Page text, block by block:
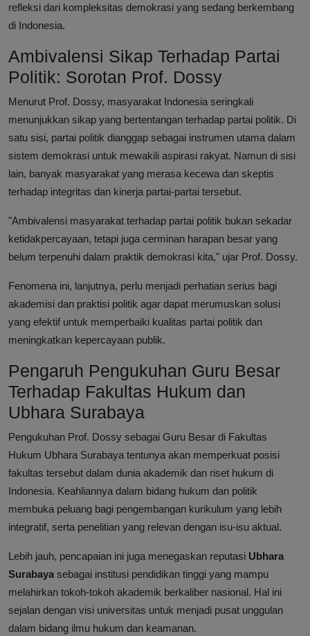
refleksi dari kompleksitas demokrasi yang sedang berkembang
di Indonesia.
Ambivalensi Sikap Terhadap Partai
Politik: Sorotan Prof. Dossy
Menurut Prof. Dossy, masyarakat Indonesia seringkali
menunjukkan sikap yang bertentangan terhadap partai politik. Di
satu sisi, partai politik dianggap sebagai instrumen utama dalam
sistem demokrasi untuk mewakili aspirasi rakyat. Namun di sisi
lain, banyak masyarakat yang merasa kecewa dan skeptis
terhadap integritas dan kinerja partai-partai tersebut.
"Ambivalensi masyarakat terhadap partai politik bukan sekadar
ketidakpercayaan, tetapi juga cerminan harapan besar yang
belum terpenuhi dalam praktik demokrasi kita," ujar Prof. Dossy.
Fenomena ini, lanjutnya, perlu menjadi perhatian serius bagi
akademisi dan praktisi politik agar dapat merumuskan solusi
yang efektif untuk memperbaiki kualitas partai politik dan
meningkatkan kepercayaan publik.
Pengaruh Pengukuhan Guru Besar
Terhadap Fakultas Hukum dan
Ubhara Surabaya
Pengukuhan Prof. Dossy sebagai Guru Besar di Fakultas
Hukum Ubhara Surabaya tentunya akan memperkuat posisi
fakultas tersebut dalam dunia akademik dan riset hukum di
Indonesia. Keahliannya dalam bidang hukum dan politik
membuka peluang bagi pengembangan kurikulum yang lebih
integratif, serta penelitian yang relevan dengan isu-isu aktual.
Lebih jauh, pencapaian ini juga menegaskan reputasi Ubhara
Surabaya sebagai institusi pendidikan tinggi yang mampu
melahirkan tokoh-tokoh akademik berkaliber nasional. Hal ini
sejalan dengan visi universitas untuk menjadi pusat unggulan
dalam bidang ilmu hukum dan keamanan.